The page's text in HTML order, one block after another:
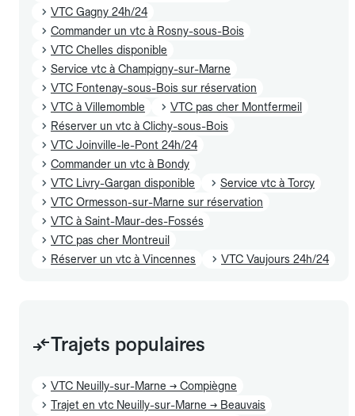
VTC Gagny 24h/24
Commander un vtc à Rosny-sous-Bois
VTC Chelles disponible
Service vtc à Champigny-sur-Marne
VTC Fontenay-sous-Bois sur réservation
VTC à Villemomble
VTC pas cher Montfermeil
Réserver un vtc à Clichy-sous-Bois
VTC Joinville-le-Pont 24h/24
Commander un vtc à Bondy
VTC Livry-Gargan disponible
Service vtc à Torcy
VTC Ormesson-sur-Marne sur réservation
VTC à Saint-Maur-des-Fossés
VTC pas cher Montreuil
Réserver un vtc à Vincennes
VTC Vaujours 24h/24
Trajets populaires
VTC Neuilly-sur-Marne → Compiègne
Trajet en vtc Neuilly-sur-Marne → Beauvais